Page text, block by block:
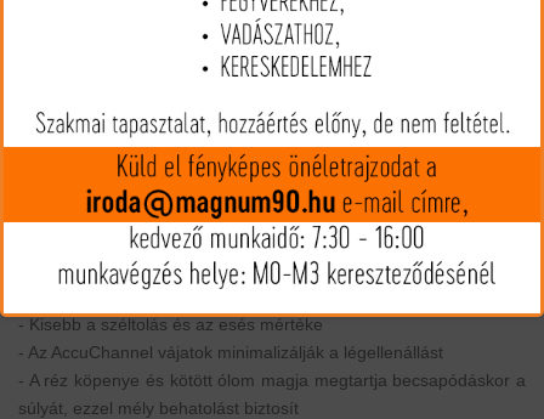
gombásodást a többi hasonló típusú lőszernél. A lövedék hosszú,
vékony, áramvonalas formájának köszönhetően magas ballisztikai
együtthatóval rendelkezik. A AccuChannel vájatoknak
a lövedék pontossága nőt, a légellenállása pedig csökkent.
- Versenylőszer pontosságú, hosszútávú, kötött köpenyes
vadászlőszer
- Kifejezetten magas ballisztikai együttható
- Az egyedi Slipstream műanyaghegynek köszönhetően laposabb
a röppálya és jobban megkezdődik a gombásodás.
- Kisebb a széltolás és az esés mértéke
- Az AccuChannel vájatok minimalizálják a légellenállást
- A réz köpenye és kötött ólom magja megtartja becsapódáskor a
súlyát, ezzel mély behatolást biztosít